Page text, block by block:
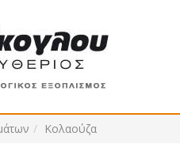
Κολαούζα